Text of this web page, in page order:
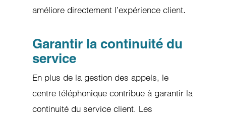
améliore directement l’expérience client.
Garantir la continuité du
service
En plus de la gestion des appels, le
centre téléphonique contribue à garantir la
continuité du service client. Les